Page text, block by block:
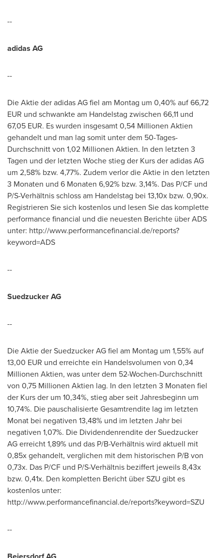
--
adidas AG
--
Die Aktie der adidas AG fiel am Montag um 0,40% auf66,72
EUR und schwankte am Handelstag zwischen 66,11 und
67,05 EUR. Es wurden insgesamt 0,54 Millionen Aktien
gehandelt und man lag somit unterdem 50-Tages-
Durchschnitt von 1,02 Millionen Aktien. In den letzten 3
Tagen und der letzten Woche stieg der Kurs deradidas AG
um 2,58% bzw. 4,77%. Zudem verlor die Aktie in den letzten
3 Monaten und 6 Monaten 6,92% bzw. 3,14%. Das P/CF und
P/S-Verhältnis schloss am Handelstag bei 13,10x bzw. 0,90x.
Registrieren Sie sich kostenlos und lesen Sie das komplette
performance financial und die neuesten Berichte über ADS
unter: http://www.performancefinancial.de/reports?
keyword=ADS
--
Suedzucker AG
--
Die Aktie der Suedzucker AG fiel am Montag um 1,55% auf
13,00 EUR und erreichte ein Handelsvolumen von 0,34
Millionen Aktien, was unterdem 52-Wochen-Durchschnitt
von 0,75 Millionen Aktien lag. In den letzten 3 Monaten fiel
der Kurs der um 10,34%, stieg aber seit Jahresbeginn um
10,74%. Die pauschalisierte Gesamtrendite lag im letzten
Monat bei negativen 13,48% und im letzten Jahr bei
negativen 1,07%. Die Dividendenrendite der Suedzucker
AG erreicht 1,89% und das P/B-Verhältnis wird aktuell mit
0,85x gehandelt, verglichen mit dem historischen P/B von
0,73x. Das P/CF und P/S-Verhältnis beziffert jeweils 8,43x
bzw. 0,41x. Den kompletten Bericht über SZU gibt es
kostenlos unter:
http://www.performancefinancial.de/reports?keyword=SZU
--